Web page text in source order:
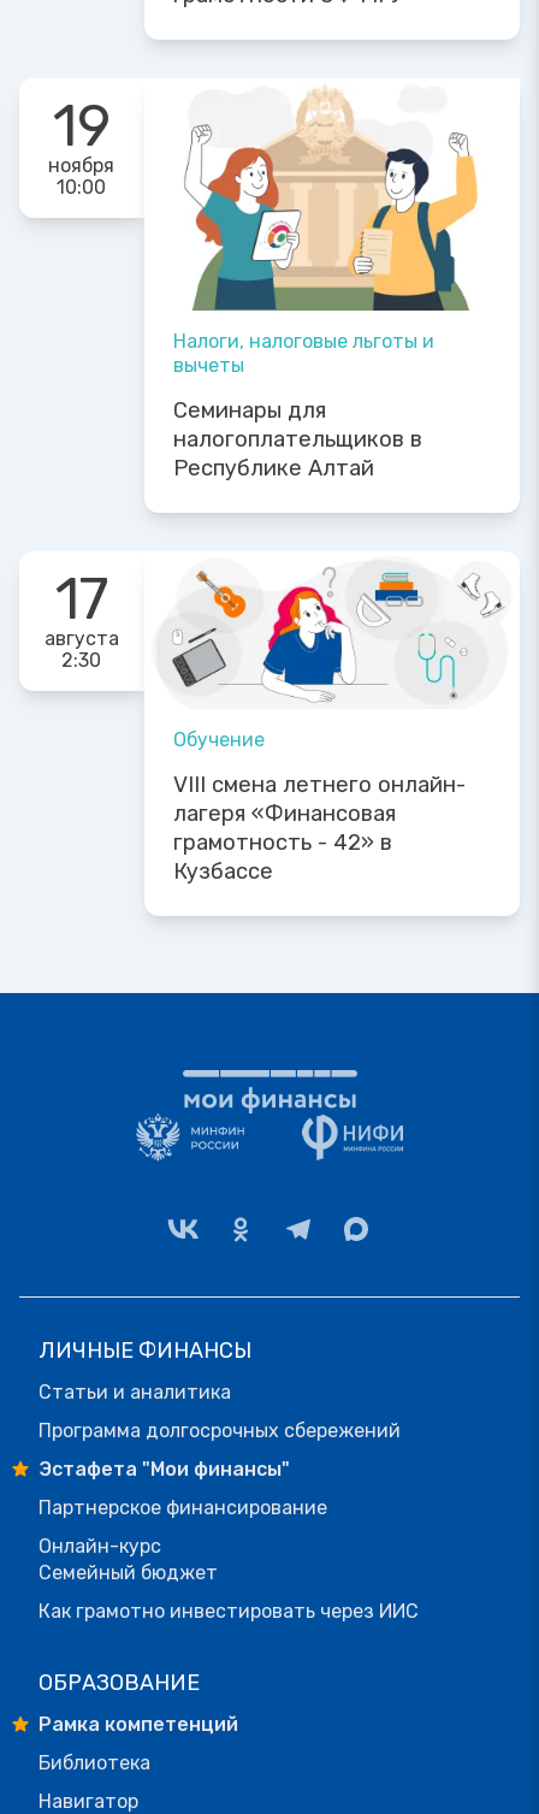
19
ноября
10:00
Налоги, налоговые льготы и
вычеты
Семинары для
налогоплательщиков в
Республике Алтай
17
августа
2:30
Обучение
VIII смена летнего онлайн-
лагеря «Финансовая
грамотность - 42» в
Кузбассе
ЛИЧНЫЕ ФИНАНСЫ
Статьи и аналитика
Программа долгосрочных сбережений
Эстафета "Мои финансы"
Партнерское финансирование
Онлайн-курс
Семейный бюджет
Как грамотно инвестировать через ИИС
ОБРАЗОВАНИЕ
Рамка компетенций
Библиотека
Навигатор